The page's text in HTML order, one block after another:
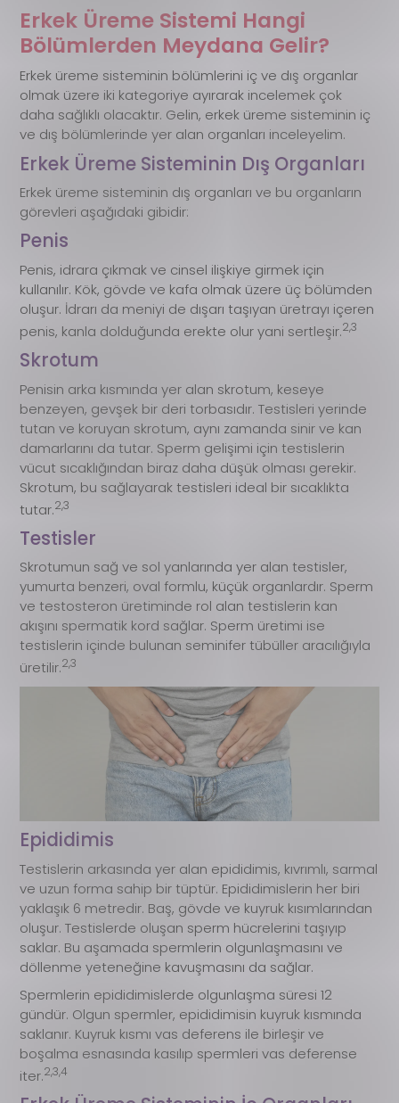
Erkek Üreme Sistemi Hangi
Bölümlerden Meydana Gelir?
Erkek üreme sisteminin bölümlerini iç ve dış organlar
olmak üzere iki kategoriye ayırarak incelemek çok
daha sağlıklı olacaktır. Gelin, erkek üreme sisteminin iç
ve dış bölümlerinde yer alan organları inceleyelim.
Erkek Üreme Sisteminin Dış Organları
Erkek üreme sisteminin dış organları ve bu organların
görevleri aşağıdaki gibidir:
Penis
Penis, idrara çıkmak ve cinsel ilişkiye girmek için
kullanılır. Kök, gövde ve kafa olmak üzere üç bölümden
oluşur. İdrarı da meniyi de dışarı taşıyan üretrayı içeren
penis, kanla dolduğunda erekte olur yani sertleşir.2,3
Skrotum
Penisin arka kısmında yer alan skrotum, keseye
benzeyen, gevşek bir deri torbasıdır. Testisleri yerinde
tutan ve koruyan skrotum, aynı zamanda sinir ve kan
damarlarını da tutar. Sperm gelişimi için testislerin
vücut sıcaklığından biraz daha düşük olması gerekir.
Skrotum, bu sağlayarak testisleri ideal bir sıcaklıkta
tutar.2,3
Testisler
Skrotumun sağ ve sol yanlarında yer alan testisler,
yumurta benzeri, oval formlu, küçük organlardır. Sperm
ve testosteron üretiminde rol alan testislerin kan
akışını spermatik kord sağlar. Sperm üretimi ise
testislerin içinde bulunan seminifer tübüller aracılığıyla
üretilir.2,3
Epididimis
Testislerin arkasında yer alan epididimis, kıvrımlı, sarmal
ve uzun forma sahip bir tüptür. Epididimislerin her biri
yaklaşık 6 metredir. Baş, gövde ve kuyruk kısımlarından
oluşur. Testislerde oluşan sperm hücrelerini taşıyıp
saklar. Bu aşamada spermlerin olgunlaşmasını ve
döllenme yeteneğine kavuşmasını da sağlar.
Spermlerin epididimislerde olgunlaşma süresi 12
gündür. Olgun spermler, epididimisin kuyruk kısmında
saklanır. Kuyruk kısmı vas deferens ile birleşir ve
boşalma esnasında kasılıp spermleri vas deferense
iter.2,3,4